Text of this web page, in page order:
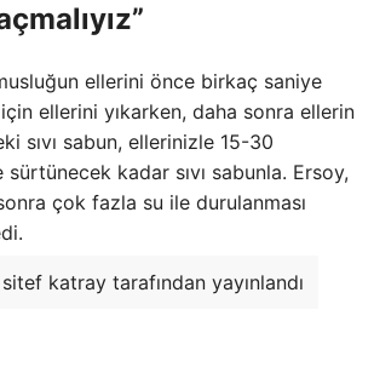
ellerini önce birkaç saniye
ellerini yıkarken, daha sonra ellerin
sıvı sabun, ellerinizle 15-30
kadar sıvı sabunla. Ersoy,
çok fazla su ile durulanması
katray tarafından yayınlandı